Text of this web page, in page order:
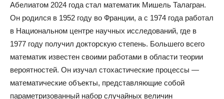
Абелиатом 2024 года стал математик Мишель Талагран.
Он родился в 1952 году во Франции, а с 1974 года работал
в Национальном центре научных исследований, где в
1977 году получил докторскую степень. Большего всего
математик известен своими работами в области теории
вероятностей. Он изучал стохастические процессы —
математические объекты, представляющие собой
параметризованный набор случайных величин